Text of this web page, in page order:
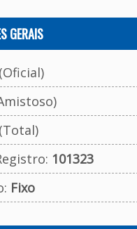
GERAIS
101323
Fixo